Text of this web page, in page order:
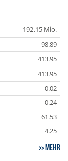
192.15 Mio.
98.89
413.95
413.95
-0.02
0.24
61.53
4.25
MEHR